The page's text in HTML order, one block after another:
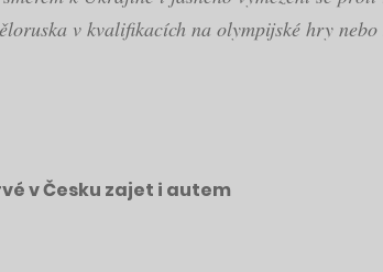
v kvalifikacích na olympijské hry
v Česku zajet i autem